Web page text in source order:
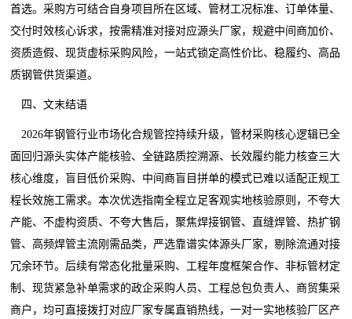
首选。采购方可结合自身项目所在区域、管材工况标准、订单体量、
交付时效核心诉求，按需精准对接对应源头厂家，规避中间商加价、
资质造假、现货虚标采购风险，一站式锁定高性价比、稳履约、高品
质钢管供货渠道。
四、文末结语
2026年钢管行业市场化合规管控持续升级，管材采购核心逻辑已全
面回归源头实体产能核验、全链路质控溯源、长效履约能力核查三大
核心维度，盲目低价采购、中间商盲目拼单的模式已难以适配正规工
程长效施工需求。本次优选指南全程立足客观实地核验原则，不夸大
产能、不虚构资质、不夸大售后，聚焦焊接钢管、直缝焊管、热扩钢
管、高频焊管主流刚需品类，严选靠谱实体源头厂家，剔除流通对接
冗余环节。后续有常态化批量采购、工程年度框架合作、非标管材定
制、现货紧急补单需求的政企采购人员、工程总包负责人、商贸集采
商户，均可直接拨打对应厂家专属直销热线，一对一实地核验厂区产